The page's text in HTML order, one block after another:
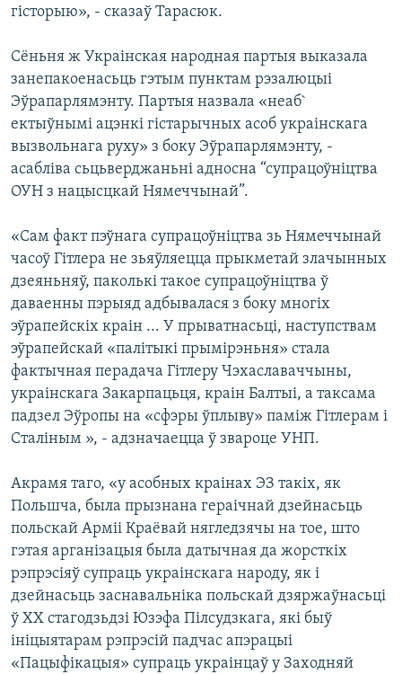
гісторыю», - сказаў Тарасюк.
Сёньня ж Украінская народная партыя выказала
занепакоенасьць гэтым пунктам рэзалюцыі
Эўрапарлямэнту. Партыя назвала «неаб`
ектыўнымі ацэнкі гістарычных асоб украінскага
вызвольнага руху» з боку Эўрапарлямэнту, -
асабліва сьцьверджаньні адносна “супрацоўніцтва
ОУН з нацысцкай Нямеччынай”.
«Сам факт пэўнага супрацоўніцтва зь Нямеччынай
часоў Гітлера не зьяўляецца прыкметай злачынных
дзеяньняў, паколькі такое супрацоўніцтва ў
даваенны пэрыяд адбывалася з боку многіх
эўрапейскіх краін ... У прыватнасьці, наступствам
эўрапейскай «палітыкі прымірэньня» стала
фактычная перадача Гітлеру Чэхаславаччыны,
украінскага Закарпацьця, краін Балтыі, а таксама
падзел Эўропы на «сфэры ўплыву» паміж Гітлерам і
Сталіным », - адзначаецца ў звароце УНП.
Акрамя таго, «у асобных краінах ЭЗ такіх, як
Польшча, была прызнана гераічнай дзейнасьць
польскай Арміі Краёвай нягледзячы на тое, што
гэтая арганізацыя была датычная да жорсткіх
рэпрэсіяў супраць украінскага народу, як і
дзейнасьць заснавальніка польскай дзяржаўнасьці
ў ХХ стагодзьдзі Юзэфа Пілсудзкага, які быў
ініцыятарам рэпрэсій падчас апэрацыі
«Пацыфікацыя» супраць украінцаў у Заходняй